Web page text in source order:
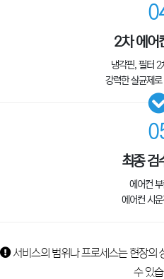
2차 에어
냉각핀, 필터 2
강력한 살균제
최종 검
에어컨
에어컨 시
서비스의 범위나 프로세스는 현장의
수 있